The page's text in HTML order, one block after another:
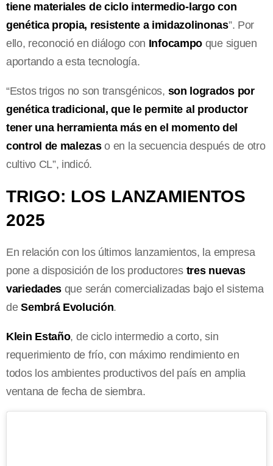
tiene materiales de ciclo intermedio-largo con
genética propia, resistente a imidazolinonas”. Por
ello, reconoció en diálogo con Infocampo que siguen
aportando a esta tecnología.
“Estos trigos no son transgénicos, son logrados por
genética tradicional, que le permite al productor
tener una herramienta más en el momento del
control de malezaso en la secuencia después de otro
cultivo CL”, indicó.
TRIGO: LOS LANZAMIENTOS
2025
En relación con los últimos lanzamientos, la empresa
pone a disposición de los productores tres nuevas
variedades que serán comercializadas bajo el sistema
deSembrá Evolución.
Klein Estaño, de ciclo intermedio a corto, sin
requerimiento de frío, con máximo rendimiento en
todos los ambientes productivos del país en amplia
ventana de fecha de siembra.